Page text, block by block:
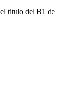
titulo del B1 de